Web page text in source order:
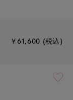
￥61,600 (税込)